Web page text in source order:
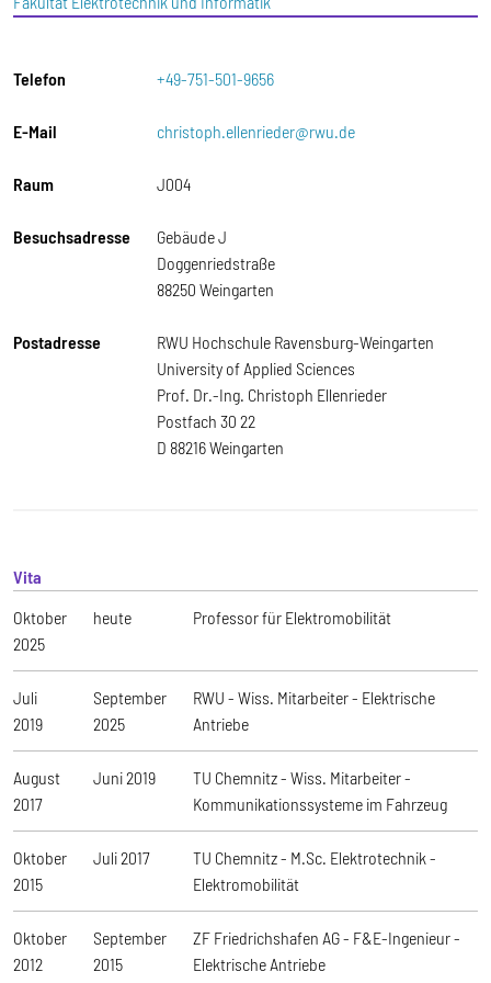
Telefon +49-751-501-9656
E-Mail christoph.ellenrieder@rwu.de
Raum J004
Besuchsadresse
Gebäude J
Doggenriedstraße
88250 Weingarten
Postadresse
RWU Hochschule Ravensburg-Weingarten
University of Applied Sciences
Prof. Dr.-Ing. Christoph Ellenrieder
Postfach 30 22
D 88216 Weingarten
Vita
Oktober
2025
heute Professor für Elektromobilität
Juli
2019
September
2025
RWU - Wiss. Mitarbeiter - Elektrische
Antriebe
August
2017
Juni 2019
TU Chemnitz - Wiss. Mitarbeiter -
Kommunikationssysteme im Fahrzeug
Oktober
2015
Juli 2017
TU Chemnitz - M.Sc. Elektrotechnik -
Elektromobilität
Oktober
2012
September
2015
ZF Friedrichshafen AG - F&E-Ingenieur -
Elektrische Antriebe